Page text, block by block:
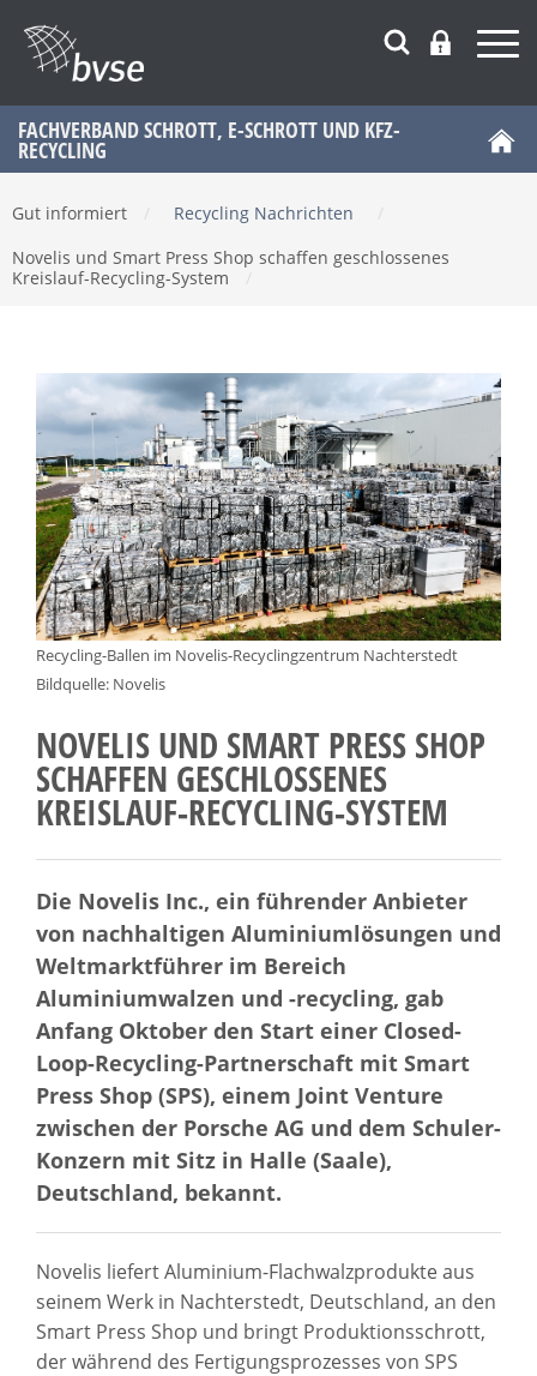
FACHVERBAND SCHROTT, E-SCHROTT UND KFZ-
RECYCLING
Gut informiert Recycling Nachrichten
Novelis und Smart Press Shop schaffen geschlossenes
Kreislauf-Recycling-System
Recycling-Ballen im Novelis-Recyclingzentrum Nachterstedt
Bildquelle: Novelis
NOVELIS UND SMART PRESS SHOP
SCHAFFEN GESCHLOSSENES
KREISLAUF-RECYCLING-SYSTEM
Die Novelis Inc., ein führender Anbieter
von nachhaltigen Aluminiumlösungen und
Weltmarktführer im Bereich
Aluminiumwalzen und -recycling, gab
Anfang Oktober den Start einer Closed-
Loop-Recycling-Partnerschaft mit Smart
Press Shop (SPS), einem Joint Venture
zwischen der Porsche AG und dem Schuler-
Konzern mit Sitz in Halle (Saale),
Deutschland, bekannt.
Novelis liefert Aluminium-Flachwalzprodukte aus
seinem Werk in Nachterstedt, Deutschland, an den
Smart Press Shop und bringt Produktionsschrott,
der während des Fertigungsprozesses von SPS